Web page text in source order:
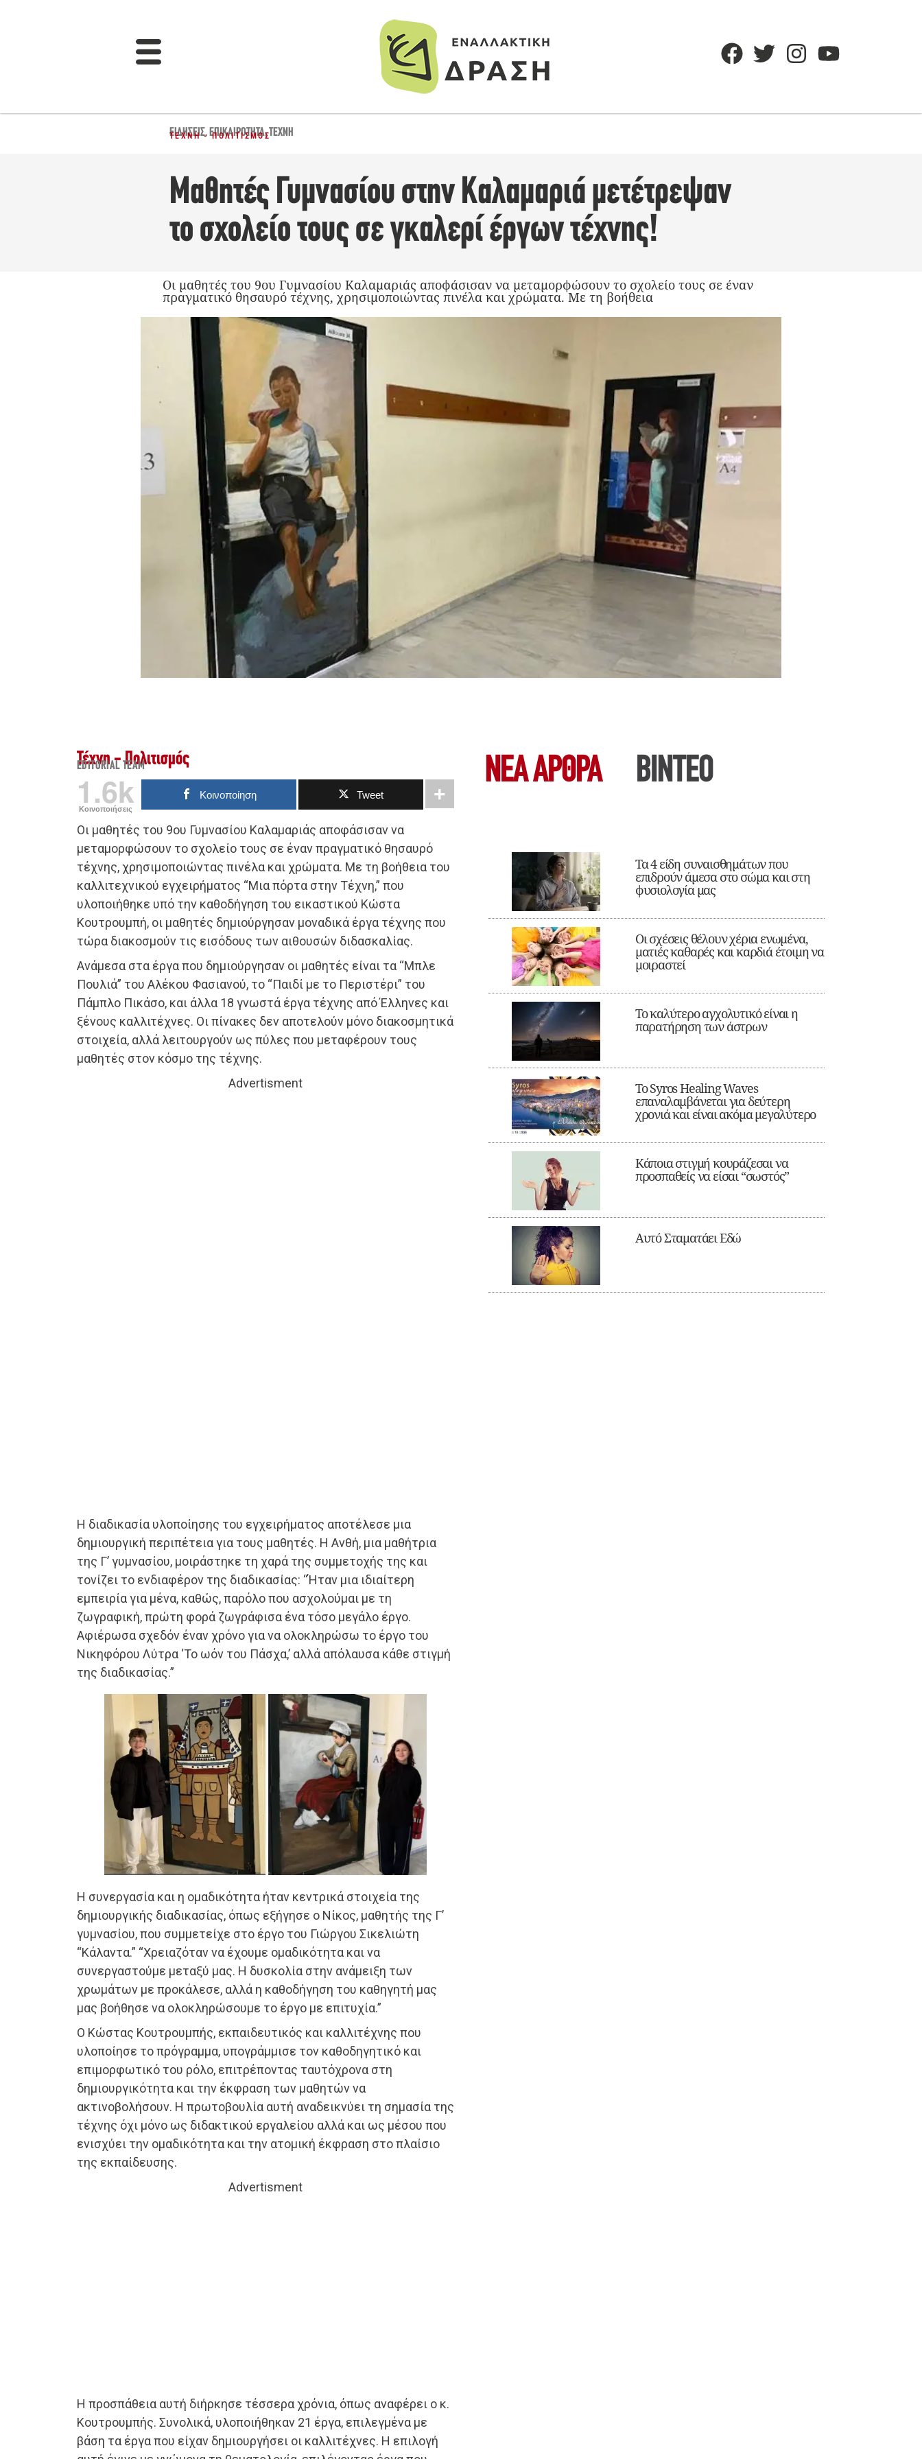
ΕΙΔΉΣΕΙΣ,ΕΠΙΚΑΙΡΌΤΗΤΑ,ΤΈΧΝΗ
ΤΈΧΝΗ - ΠΟΛΙΤΙΣΜΌΣ
Μαθητές Γυμνασίου στην Καλαμαριά μετέτρεψαν
το σχολείο τους σε γκαλερί έργων τέχνης!
Οι μαθητές του 9ου Γυμνασίου Καλαμαριάς αποφάσισαν να μεταμορφώσουν το σχολείο τους σε έναν
πραγματικό θησαυρό τέχνης, χρησιμοποιώντας πινέλα και χρώματα. Με τη βοήθεια
Τέχνη - Πολιτισμός
EDITORIAL TEAM
1.6k
Κοινοποιήσεις
Κοινοποίηση Tweet
Οι μαθητές του 9ου Γυμνασίου Καλαμαριάς αποφάσισαν να
μεταμορφώσουν το σχολείο τους σε έναν πραγματικό θησαυρό
τέχνης, χρησιμοποιώντας πινέλα και χρώματα. Με τη βοήθεια του
καλλιτεχνικού εγχειρήματος “Μια πόρτα στην Τέχνη,” που
υλοποιήθηκε υπό την καθοδήγηση του εικαστικού Κώστα
Κουτρουμπή, οι μαθητές δημιούργησαν μοναδικά έργα τέχνης που
τώρα διακοσμούν τις εισόδους των αιθουσών διδασκαλίας.
Ανάμεσα στα έργα που δημιούργησαν οι μαθητές είναι τα “Μπλε
Πουλιά” του Αλέκου Φασιανού, το “Παιδί με το Περιστέρι” του
Πάμπλο Πικάσο, και άλλα 18 γνωστά έργα τέχνης από Έλληνες και
ξένους καλλιτέχνες. Οι πίνακες δεν αποτελούν μόνο διακοσμητικά
στοιχεία, αλλά λειτουργούν ως πύλες που μεταφέρουν τους
μαθητές στον κόσμο της τέχνης.
Advertisment
Η διαδικασία υλοποίησης του εγχειρήματος αποτέλεσε μια
δημιουργική περιπέτεια για τους μαθητές. Η Ανθή, μια μαθήτρια
της Γ’ γυμνασίου, μοιράστηκε τη χαρά της συμμετοχής της και
τονίζει το ενδιαφέρον της διαδικασίας: “Ήταν μια ιδιαίτερη
εμπειρία για μένα, καθώς, παρόλο που ασχολούμαι με τη
ζωγραφική, πρώτη φορά ζωγράφισα ένα τόσο μεγάλο έργο.
Αφιέρωσα σχεδόν έναν χρόνο για να ολοκληρώσω το έργο του
Νικηφόρου Λύτρα ‘Το ωόν του Πάσχα,’ αλλά απόλαυσα κάθε στιγμή
της διαδικασίας.”
Η συνεργασία και η ομαδικότητα ήταν κεντρικά στοιχεία της
δημιουργικής διαδικασίας, όπως εξήγησε ο Νίκος, μαθητής της Γ’
γυμνασίου, που συμμετείχε στο έργο του Γιώργου Σικελιώτη
“Κάλαντα.” “Χρειαζόταν να έχουμε ομαδικότητα και να
συνεργαστούμε μεταξύ μας. Η δυσκολία στην ανάμειξη των
χρωμάτων με προκάλεσε, αλλά η καθοδήγηση του καθηγητή μας
μας βοήθησε να ολοκληρώσουμε το έργο με επιτυχία.”
Ο Κώστας Κουτρουμπής, εκπαιδευτικός και καλλιτέχνης που
υλοποίησε το πρόγραμμα, υπογράμμισε τον καθοδηγητικό και
επιμορφωτικό του ρόλο, επιτρέποντας ταυτόχρονα στη
δημιουργικότητα και την έκφραση των μαθητών να
ακτινοβολήσουν. Η πρωτοβουλία αυτή αναδεικνύει τη σημασία της
τέχνης όχι μόνο ως διδακτικού εργαλείου αλλά και ως μέσου που
ενισχύει την ομαδικότητα και την ατομική έκφραση στο πλαίσιο
της εκπαίδευσης.
Advertisment
Η προσπάθεια αυτή διήρκησε τέσσερα χρόνια, όπως αναφέρει ο κ.
Κουτρουμπής. Συνολικά, υλοποιήθηκαν 21 έργα, επιλεγμένα με
βάση τα έργα που είχαν δημιουργήσει οι καλλιτέχνες. Η επιλογή
ΝΕΑ ΆΡΘΡΑ ΒΙΝΤΕΟ
Τα 4 είδη συναισθημάτων που
επιδρούν άμεσα στο σώμα και στη
φυσιολογία μας
Οι σχέσεις θέλουν χέρια ενωμένα,
ματιές καθαρές και καρδιά έτοιμη να
μοιραστεί
Το καλύτερο αγχολυτικό είναι η
παρατήρηση των άστρων
Το Syros Healing Waves
επαναλαμβάνεται για δεύτερη
χρονιά και είναι ακόμα μεγαλύτερο
Κάποια στιγμή κουράζεσαι να
προσπαθείς να είσαι “σωστός”
Αυτό Σταματάει Εδώ